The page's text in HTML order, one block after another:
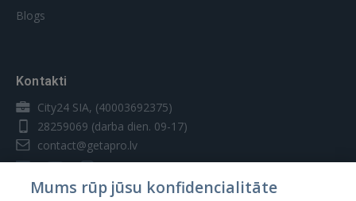
Blogs
Kontakti
City24 SIA, (40003692375)
28259069 (darba dien. 09-17)
contact@getapro.lv
Mums rūp jūsu konfidencialitāte